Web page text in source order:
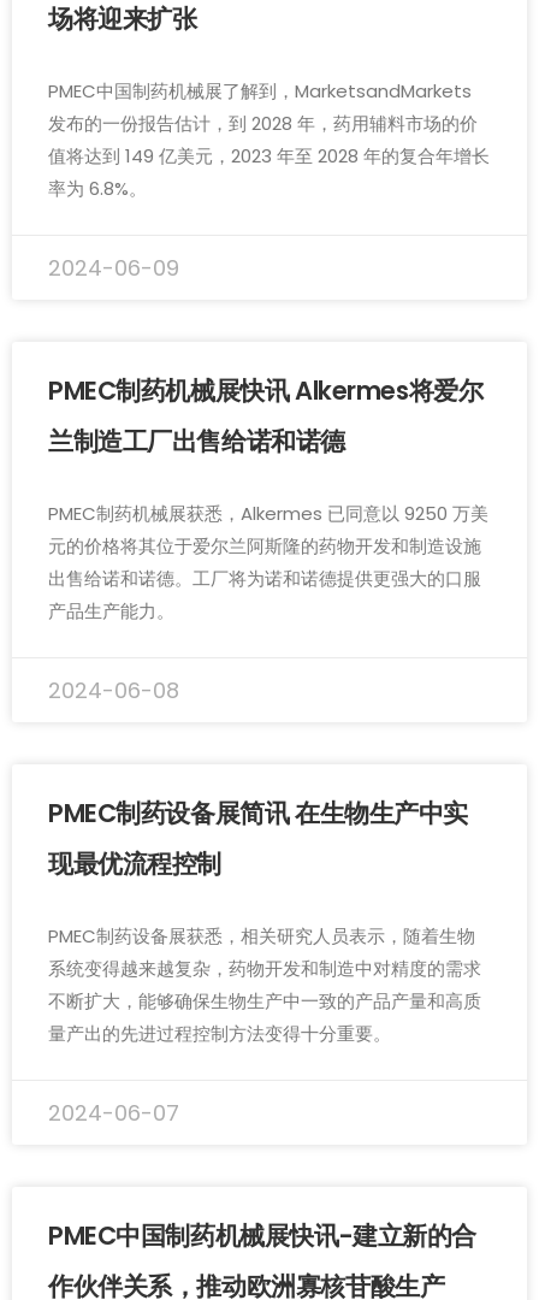
场将迎来扩张
PMEC中国制药机械展了解到，MarketsandMarkets
发布的一份报告估计，到 2028 年，药用辅料市场的价
值将达到 149 亿美元，2023 年至 2028 年的复合年增长
率为 6.8%。
2024-06-09
PMEC制药机械展快讯 Alkermes将爱尔
兰制造工厂出售给诺和诺德
PMEC制药机械展获悉，Alkermes 已同意以 9250 万美
元的价格将其位于爱尔兰阿斯隆的药物开发和制造设施
出售给诺和诺德。工厂将为诺和诺德提供更强大的口服
产品生产能力。
2024-06-08
PMEC制药设备展简讯 在生物生产中实
现最优流程控制
PMEC制药设备展获悉，相关研究人员表示，随着生物
系统变得越来越复杂，药物开发和制造中对精度的需求
不断扩大，能够确保生物生产中一致的产品产量和高质
量产出的先进过程控制方法变得十分重要。
2024-06-07
PMEC中国制药机械展快讯-建立新的合
作伙伴关系，推动欧洲寡核苷酸生产